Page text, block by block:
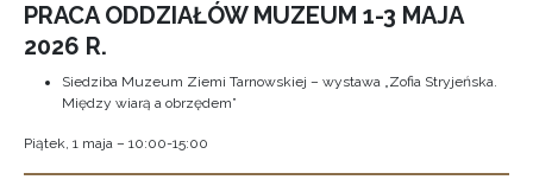
PRACA ODDZIAŁÓW MUZEUM 1-3 MAJA
2026 R.
Siedziba Muzeum Ziemi Tarnowskiej – wystawa „Zofia Stryjeńska.
Między wiarą a obrzędem”
Piątek, 1 maja – 10:00-15:00